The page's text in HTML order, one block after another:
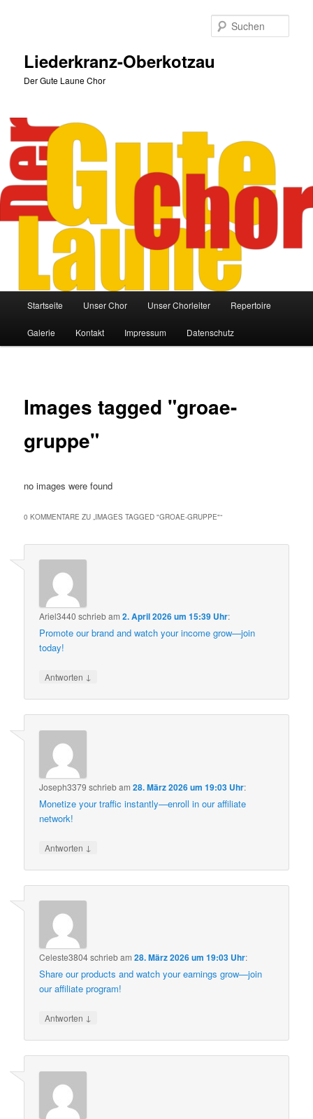
Liederkranz-Oberkotzau
Der Gute Laune Chor
Startseite Unser Chor Unser Chorleiter Repertoire
Galerie Kontakt Impressum Datenschutz
Images tagged "groae-
gruppe"
no images were found
0 KOMMENTARE ZU „IMAGES TAGGED "GROAE-GRUPPE"“
Ariel3440 schriebam2. April 2026 um 15:39 Uhr:
Promote our brand and watch your income grow—join
today!
Antworten ↓
Joseph3379 schriebam28. März 2026 um 19:03 Uhr:
Monetize your traffic instantly—enroll in our affiliate
network!
Antworten ↓
Celeste3804schriebam28. März 2026 um 19:03 Uhr:
Share our products and watch your earnings grow—join
our affiliate program!
Antworten ↓